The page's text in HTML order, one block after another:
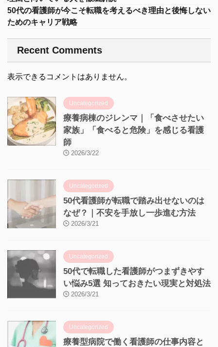
50代の看護師が今こそ転職を考えるべき理由と後悔しない
ためのキャリア戦略
Recent Comments
表示できるコメントはありません。
Uncategorized
療養病棟のジレンマ｜「食べさせたい
家族」「食べると危険」を感じる看護
師
2026/3/22
Uncategorized
50代看護師が転職で踏み出せないのは
なぜ？｜不安を手放し一歩進む方法
2026/3/21
Uncategorized
50代で転職した看護師がつまずきやす
い悩み5選 知っておきたい現実と対処法
2026/3/21
Uncategorized
療養型病院で働く看護師の仕事内容と